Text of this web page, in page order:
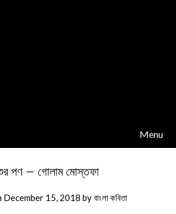
Menu
পণ – গোলাম মোস্তফা
December 15, 2018 byবাংলা কবিতা